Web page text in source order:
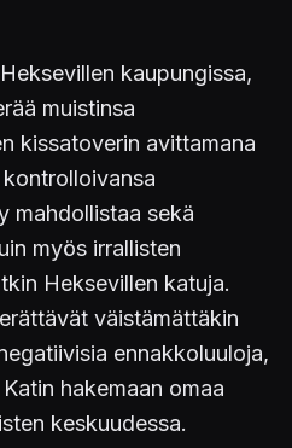
kaupungissa,
muistinsa
kissatoverin avittamana
mahdollistaa sekä
myös irrallisten
Heksevillen katuja.
väistämättäkin
ennakkoluuloja,
hakemaan omaa
keskuudessa.